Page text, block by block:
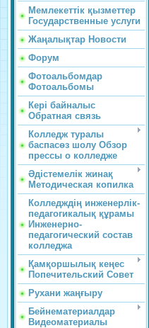
Мемлекеттік қызметтер
Государственные услуги
Жаңалықтар Новости
Форум
Фотоальбомдар
Фотоальбомы
Кері байналыс
Обратная связь
Колледж туралы
баспасөз шолу Обзор
прессы о колледже
Әдістемелік жинақ
Методическая копилка
Колледждің инженерлік-
педагогикалық құрамы
Инженерно-
педагогический состав
колледжа
Қамқоршылық кеңес
Попечительский Совет
Рухани жаңғыру
Бейнематериалдар
Видеоматериалы